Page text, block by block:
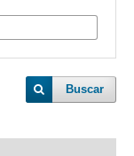
Buscar